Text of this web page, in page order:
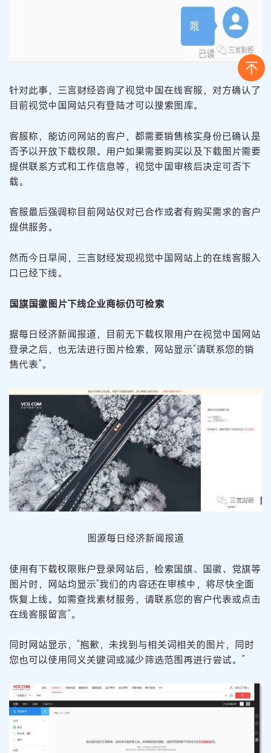
针对此事，三言财经咨询了视觉中国在线客服，对方确认了
目前视觉中国网站只有登陆才可以搜索图库。
客服称，能访问网站的客户，都需要销售核实身份已确认是
否予以开放下载权限。用户如果需要购买以及下载图片需要
提供联系方式和工作信息等，视觉中国审核后决定可否下
载。
客服最后强调称目前网站仅对已合作或者有购买需求的客户
提供服务。
然而今日早间，三言财经发现视觉中国网站上的在线客服入
口已经下线。
国旗国徽图片下线企业商标仍可检索
据每日经济新闻报道，目前无下载权限用户在视觉中国网站
登录之后，也无法进行图片检索，网站显示“请联系您的销
售代表”。
图源每日经济新闻报道
使用有下载权限账户登录网站后，检索国旗、国徽、党旗等
图片时，网站均显示“我们的内容还在审核中，将尽快全面
恢复上线。如需查找素材服务，请联系您的客户代表或点击
在线客服留言”。
同时网站显示，“抱歉，未找到与相关词相关的图片，同时
您也可以使用同义关键词或减少筛选范围再进行尝试。”